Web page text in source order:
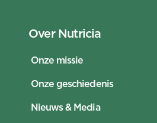
Over Nutricia
Onze missie
Onze geschiedenis
Nieuws & Media